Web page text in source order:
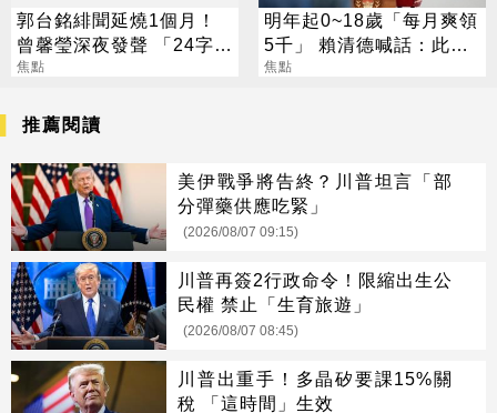
郭台銘緋聞延燒1個月！
曾馨瑩深夜發聲 「24字」
吐盡最心繫的事
焦點
明年起0~18歲「每月爽領
5千」 賴清德喊話：此時
不生待何時
焦點
推薦閱讀
美伊戰爭將告終？川普坦言「部
分彈藥供應吃緊」
(2026/08/07 09:15)
川普再簽2行政命令！限縮出生公
民權 禁止「生育旅遊」
(2026/08/07 08:45)
川普出重手！多晶矽要課15%關
稅 「這時間」生效